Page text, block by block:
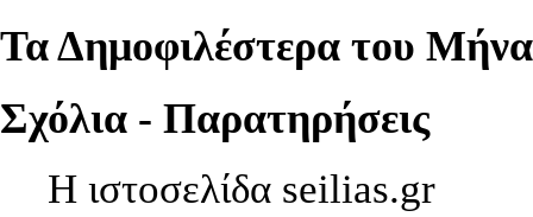
Τα Δημοφιλέστερα του Μήνα
Σχόλια - Παρατηρήσεις
Η ιστοσελίδα seilias.gr